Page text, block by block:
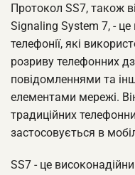
Протокол SS7, також
Signaling System 7, - це
телефонії, які
розриву телефонних
повідомленнями та
елементами мережі.
традиційних
застосовується в
SS7 - це